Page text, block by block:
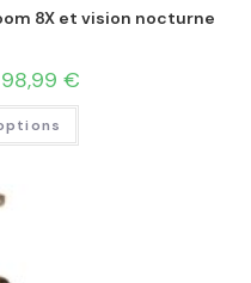
8X et vision nocturne
98,99 €